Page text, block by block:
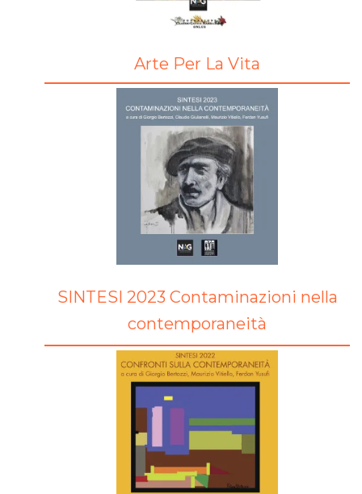
Arte Per La Vita
SINTESI 2023 Contaminazioni nella
contemporaneità